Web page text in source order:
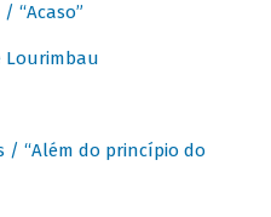
“Acaso”
Lourimbau
/ “Além do princípio do